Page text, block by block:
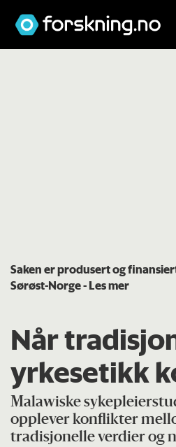
Saken er produsert og
Sørøst-Norge- Les mer
Når
yrkesetikk
Malawiske
opplever konflikter
tradisjonelle verdier og